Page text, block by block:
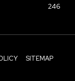
246
SITEMAP